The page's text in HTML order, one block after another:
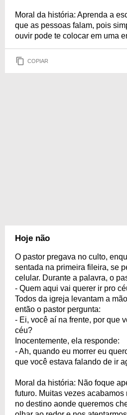
Moral da história: Aprenda a
que as pessoas falam, pois
ouvir pode te colocar em uma
COPIAR
Hoje não
O pastor pregava no culto,
sentada na primeira fileira, se
celular. Durante a palavra, o
- Quem aqui vai querer ir pro
Todos da igreja levantam a
então o pastor pergunta:
- Ei, você aí na frente, por que
céu?
Inocentemente, ela responde:
- Ah, quando eu morrer eu
que você estava falando de ir
Moral da história: Não foque
futuro. Muitas vezes
no destino aonde queremos